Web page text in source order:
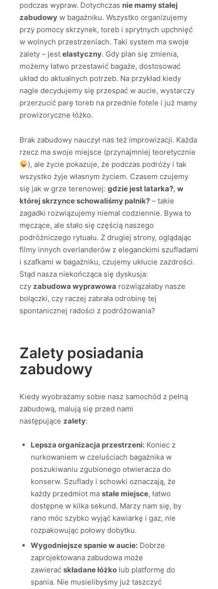
podczas wypraw. Dotychczas nie mamy stałej
zabudowy w bagażniku. Wszystko organizujemy
przy pomocy skrzynek, toreb i sprytnych upchnięć
w wolnych przestrzeniach. Taki system ma swoje
zalety – jest elastyczny. Gdy plan się zmienia,
możemy łatwo przestawić bagaże, dostosować
układ do aktualnych potrzeb. Na przykład kiedy
nagle decydujemy się przespać w aucie, wystarczy
przerzucić parę toreb na przednie fotele i już mamy
prowizoryczne łóżko.
Brak zabudowy nauczył nas też improwizacji. Każda
rzecz ma swoje miejsce (przynajmniej teoretycznie
), ale życie pokazuje, że podczas podróży i tak
wszystko żyje własnym życiem. Czasem czujemy
się jak w grze terenowej: gdzie jest latarka?, w
której skrzynce schowaliśmy palnik? – takie
zagadki rozwiązujemy niemal codziennie. Bywa to
męczące, ale stało się częścią naszego
podróżniczego rytuału. Z drugiej strony, oglądając
filmy innych overlanderów z eleganckimi szufladami
i szafkami w bagażniku, czujemy ukłucie zazdrości.
Stąd nasza niekończąca się dyskusja:
czy zabudowa wyprawowa rozwiązałaby nasze
bolączki, czy raczej zabrała odrobinę tej
spontanicznej radości z podróżowania?
Zalety posiadania
zabudowy
Kiedy wyobrażamy sobie nasz samochód z pełną
zabudową, malują się przed nami
następujące zalety:
Lepsza organizacja przestrzeni:Koniec z
nurkowaniem w czeluściach bagażnika w
poszukiwaniu zgubionego otwieracza do
konserw. Szuflady i schowki oznaczają, że
każdy przedmiot ma stałe miejsce, łatwo
dostępne w kilka sekund. Marzy nam się, by
rano móc szybko wyjąć kawiarkę i gaz, nie
rozpakowując połowy dobytku.
Wygodniejsze spanie w aucie:Dobrze
zaprojektowana zabudowa może
zawierać składane łóżkolub platformę do
spania. Nie musielibyśmy już taszczyć